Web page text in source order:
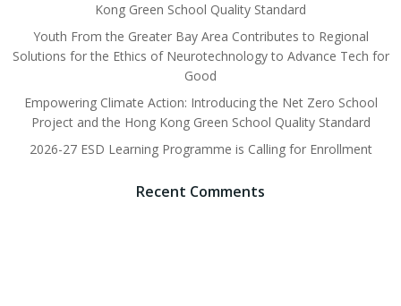
Kong Green School Quality Standard
Youth From the Greater Bay Area Contributes to Regional
Solutions for the Ethics of Neurotechnology to Advance Tech for
Good
Empowering Climate Action: Introducing the Net Zero School
Project and the Hong Kong Green School Quality Standard
2026-27 ESD Learning Programme is Calling for Enrollment
Recent Comments